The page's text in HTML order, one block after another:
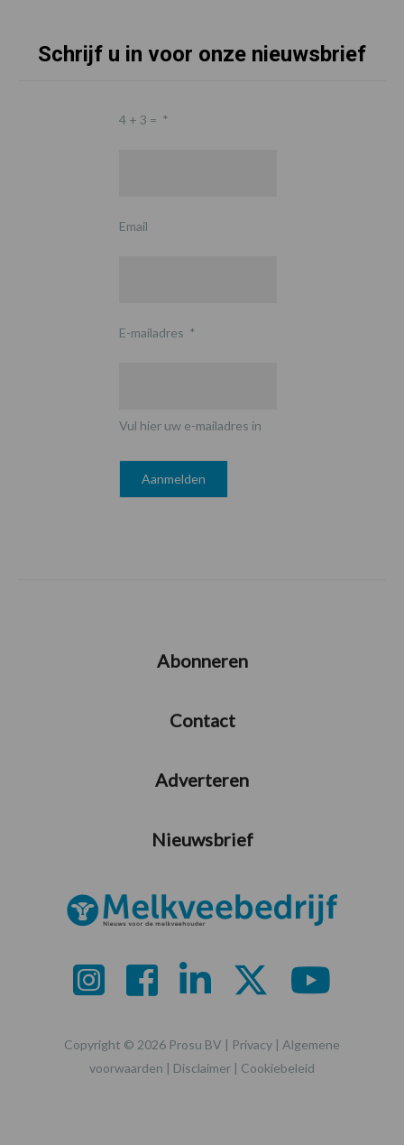
Schrijf u in voor onze nieuwsbrief
4 + 3 = *
Email
E-mailadres *
Vul hier uw e-mailadres in
Abonneren
Contact
Adverteren
Nieuwsbrief
Copyright © 2026 Prosu BV | Privacy | Algemene
voorwaarden | Disclaimer | Cookiebeleid